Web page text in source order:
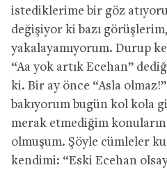
istediklerime bir göz
değişiyor ki bazı
yakalayamıyorum. Durup
“Aa yok artık Ecehan”
ki. Bir ay önce “Asla
bakıyorum bugün kol kola
merak etmediğim
olmuşum. Şöyle cümleler
kendimi: “Eski Ecehan